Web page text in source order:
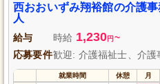
西おおいずみ翔裕館の介護
人
給与 時給 1,230円 ~
応募要件歓迎: 介護福祉士、介護
就業時間 休憩 月